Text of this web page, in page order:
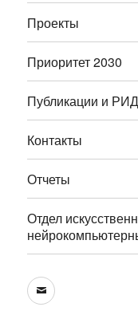
Проекты
Приоритет 2030
Публикации и РИД
Контакты
Отчеты
Отдел
E-